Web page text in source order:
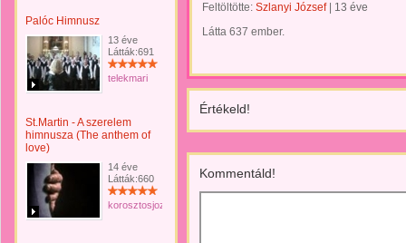
Palóc Himnusz
13 éve
Látták:691
telekmari
St.Martin - A szerelem
himnusza (The anthem of
love)
14 éve
Látták:660
korosztosjozsef
Feltöltötte: Szlanyi József| 13 éve
Látta 637 ember.
Értékeld!
Kommentáld!